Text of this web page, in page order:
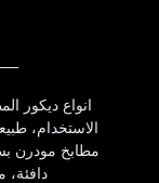
انواع ديكور
الاستخدام،
مطابخ مودرن
دافئة،